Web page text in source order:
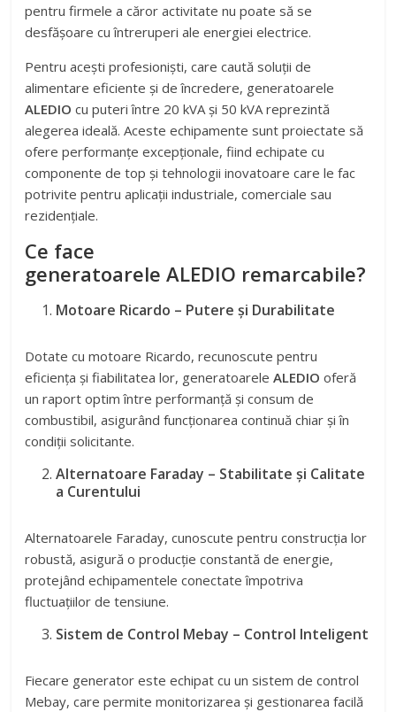
pentru firmele a căror activitate nu poate să se
desfășoare cu întreruperi ale energiei electrice.
Pentru acești profesioniști, care caută soluții de
alimentare eficiente și de încredere, generatoarele
ALEDIO cu puteri între 20 kVA și 50 kVA reprezintă
alegerea ideală. Aceste echipamente sunt proiectate să
ofere performanțe excepționale, fiind echipate cu
componente de top și tehnologii inovatoare care le fac
potrivite pentru aplicații industriale, comerciale sau
rezidențiale.
Ce face
generatoarele ALEDIO remarcabile?
Motoare Ricardo – Putere și Durabilitate
Dotate cu motoare Ricardo, recunoscute pentru
eficiența și fiabilitatea lor, generatoareleALEDIO oferă
un raport optim între performanță și consum de
combustibil, asigurând funcționarea continuă chiar și în
condiții solicitante.
Alternatoare Faraday – Stabilitate și Calitate
a Curentului
Alternatoarele Faraday, cunoscute pentru construcția lor
robustă, asigură o producție constantă de energie,
protejând echipamentele conectate împotriva
fluctuațiilor de tensiune.
Sistem de Control Mebay – Control Inteligent
Fiecare generator este echipat cu un sistem de control
Mebay, care permite monitorizarea și gestionarea facilă